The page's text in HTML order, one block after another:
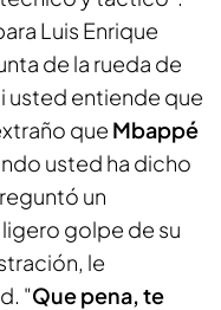
Luis Enrique
de la rueda de
usted entiende que
que Mbappé
usted ha dicho
un
golpe de su
le
"Que pena, te